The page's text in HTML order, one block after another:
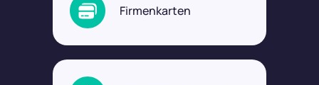
Firmenkarten